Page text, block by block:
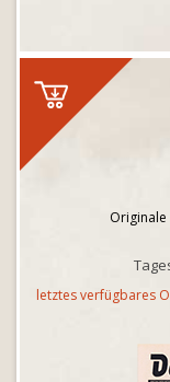
Originale
letztes verfügbares